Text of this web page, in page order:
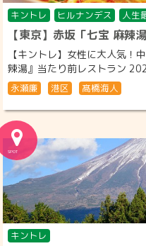
キントレ ヒルナンデス 人生
【東京】赤坂「七宝 麻辣湯
【キントレ】女性に大人気！
辣湯』当たり前レストラン
永瀬廉 港区 髙橋海人
キントレ